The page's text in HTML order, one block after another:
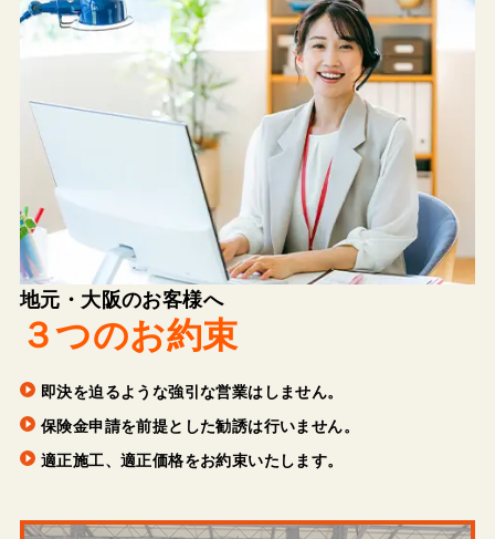
地元・大阪のお客様へ
３つのお約束
即決を迫るような強引な営業はしません。
保険金申請を前提とした勧誘は行いません。
適正施工、適正価格をお約束いたします。